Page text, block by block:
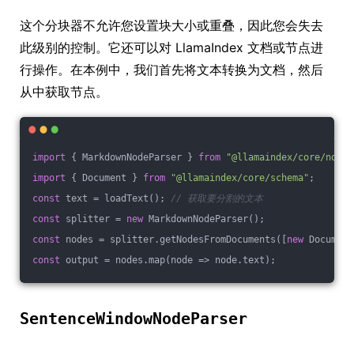
这个分块器不允许您设置块大小或重叠，因此您会失去
此级别的控制。它还可以对 LlamaIndex 文档或节点进
行操作。在本例中，我们首先将文本转换为文档，然后
从中获取节点。
import { MarkdownNodeParser } from
"@llamaindex/core/
import { Document } from "@llamaindex/core/schema" ;
const text = loadText(); // 获取要分割的文本
const splitter = new MarkdownNodeParser();
const nodes = splitter.getNodesFromDocuments([ new
const output = nodes.map( node => node.text);
SentenceWindowNodeParser